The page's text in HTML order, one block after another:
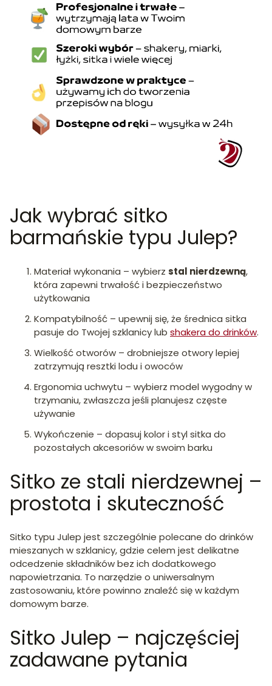
Jak wybrać sitko
barmańskie typu Julep?
Materiał wykonania – wybierz stal nierdzewną,
która zapewni trwałość i bezpieczeństwo
użytkowania
Kompatybilność – upewnij się, że średnica sitka
pasuje do Twojej szklanicy lub shakera do drinków.
Wielkość otworów – drobniejsze otwory lepiej
zatrzymują resztki lodu i owoców
Ergonomia uchwytu – wybierz model wygodny w
trzymaniu, zwłaszcza jeśli planujesz częste
używanie
Wykończenie – dopasuj kolor i styl sitka do
pozostałych akcesoriów w swoim barku
Sitko ze stali nierdzewnej –
prostota i skuteczność
Sitko typu Julep jest szczególnie polecane do drinków
mieszanych w szklanicy, gdzie celem jest delikatne
odcedzenie składników bez ich dodatkowego
napowietrzania. To narzędzie o uniwersalnym
zastosowaniu, które powinno znaleźć się w każdym
domowym barze.
Sitko Julep – najczęściej
zadawane pytania